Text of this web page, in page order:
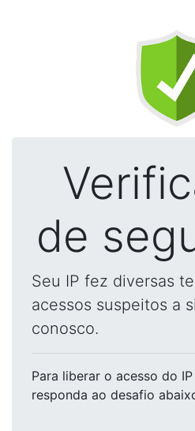
de
Seu IP fez diversas
acessos suspeitos a
conosco.
Para liberar o acesso do IP
responda ao desafio